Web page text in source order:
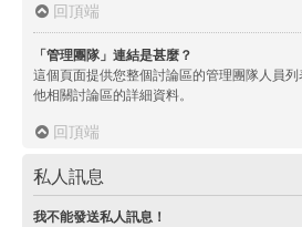
回頂端
「管理團隊」連結是甚麼？
這個頁面提供您整個討論區的管理團隊人員
他相關討論區的詳細資料。
回頂端
私人訊息
我不能發送私人訊息！